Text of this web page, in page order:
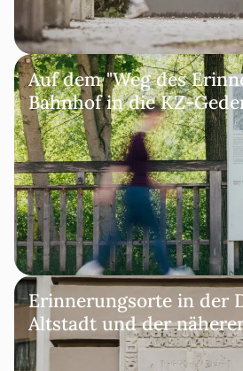
Auf dem "Weg des
Bahnhof in die KZ-
Erinnerungsorte in der
Altstadt und der